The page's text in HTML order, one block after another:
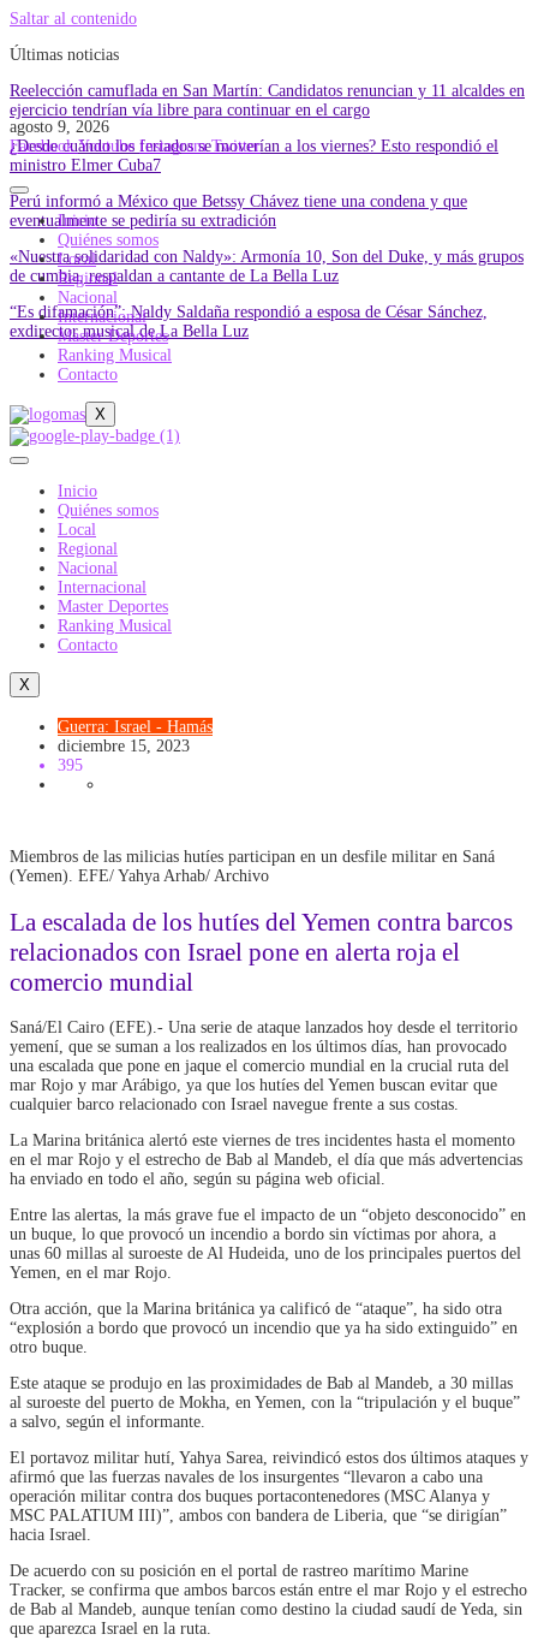
Saltar al contenido
Últimas noticias
Reelección camuflada en San Martín: Candidatos renuncian y 11 alcaldes en
ejercicio tendrían vía libre para continuar en el cargo
¿Desde cuándo los feriados se moverían a los viernes? Esto respondió el
ministro Elmer Cuba7
Perú informó a México que Betssy Chávez tiene una condena y que
eventualmente se pediría su extradición
«Nuestra solidaridad con Naldy»: Armonía 10, Son del Duke, y más grupos
de cumbia, respaldan a cantante de La Bella Luz
“Es difamación”: Naldy Saldaña respondió a esposa de César Sánchez,
exdirector musical de La Bella Luz
agosto 9, 2026
Facebook Youtube Instagram Twitter
Inicio
Quiénes somos
Local
Regional
Nacional
Internacional
Master Deportes
Ranking Musical
Contacto
X
Inicio
Quiénes somos
Local
Regional
Nacional
Internacional
Master Deportes
Ranking Musical
Contacto
X
Guerra: Israel - Hamás
diciembre 15, 2023
395
Miembros de las milicias hutíes participan en un desfile militar en Saná
(Yemen). EFE/ Yahya Arhab/ Archivo
La escalada de los hutíes del Yemen contra barcos
relacionados con Israel pone en alerta roja el
comercio mundial
Saná/El Cairo (EFE).- Una serie de ataque lanzados hoy desde el territorio
yemení, que se suman a los realizados en los últimos días, han provocado
una escalada que pone en jaque el comercio mundial en la crucial ruta del
mar Rojo y mar Arábigo, ya que los hutíes del Yemen buscan evitar que
cualquier barco relacionado con Israel navegue frente a sus costas.
La Marina británica alertó este viernes de tres incidentes hasta el momento
en el mar Rojo y el estrecho de Bab al Mandeb, el día que más advertencias
ha enviado en todo el año, según su página web oficial.
Entre las alertas, la más grave fue el impacto de un “objeto desconocido” en
un buque, lo que provocó un incendio a bordo sin víctimas por ahora, a
unas 60 millas al suroeste de Al Hudeida, uno de los principales puertos del
Yemen, en el mar Rojo.
Otra acción, que la Marina británica ya calificó de “ataque”, ha sido otra
“explosión a bordo que provocó un incendio que ya ha sido extinguido” en
otro buque.
Este ataque se produjo en las proximidades de Bab al Mandeb, a 30 millas
al suroeste del puerto de Mokha, en Yemen, con la “tripulación y el buque”
a salvo, según el informante.
El portavoz militar hutí, Yahya Sarea, reivindicó estos dos últimos ataques y
afirmó que las fuerzas navales de los insurgentes “llevaron a cabo una
operación militar contra dos buques portacontenedores (MSC Alanya y
MSC PALATIUM III)”, ambos con bandera de Liberia, que “se dirigían”
hacia Israel.
De acuerdo con su posición en el portal de rastreo marítimo Marine
Tracker, se confirma que ambos barcos están entre el mar Rojo y el estrecho
de Bab al Mandeb, aunque tenían como destino la ciudad saudí de Yeda, sin
que aparezca Israel en la ruta.